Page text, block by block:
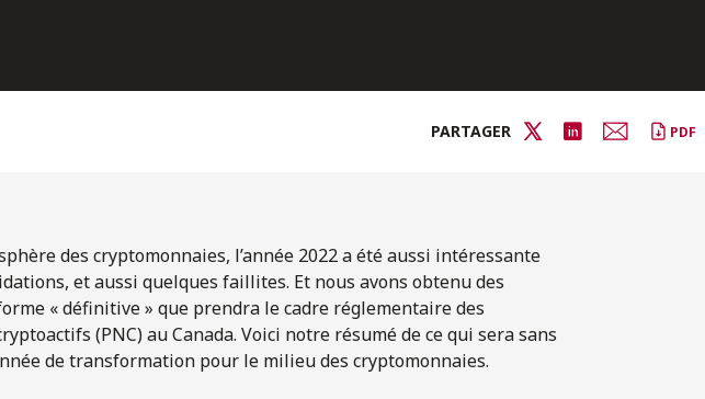
PARTAGER PDF
des cryptomonnaies, l’année 2022 a été aussi intéressante
et aussi quelques faillites. Et nous avons obtenu des
« définitive » que prendra le cadre réglementaire des
(PNC) au Canada. Voici notre résumé de ce qui sera sans
de transformation pour le milieu des cryptomonnaies.